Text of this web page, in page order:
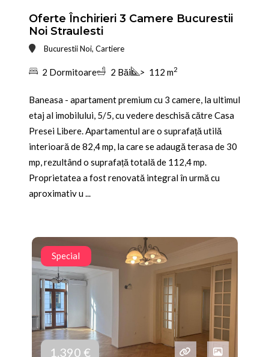
Oferte Închirieri 3 Camere Bucurestii
Noi Straulesti
Bucurestii Noi, Cartiere
2 Dormitoare 2 Băi > 112 m2
Baneasa - apartament premium cu 3 camere, la ultimul
etaj al imobilului, 5/5, cu vedere deschisă către Casa
Presei Libere. Apartamentul are o suprafață utilă
interioară de 82,4 mp, la care se adaugă terasa de 30
mp, rezultând o suprafață totală de 112,4 mp.
Proprietatea a fost renovată integral în urmă cu
aproximativ u ...
Special
1.390 €